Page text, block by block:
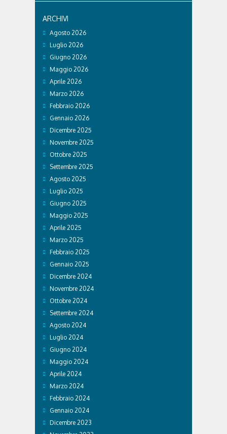
ARCHIVI
Agosto 2026
Luglio 2026
Giugno 2026
Maggio 2026
Aprile 2026
Marzo 2026
Febbraio 2026
Gennaio 2026
Dicembre 2025
Novembre 2025
Ottobre 2025
Settembre 2025
Agosto 2025
Luglio 2025
Giugno 2025
Maggio 2025
Aprile 2025
Marzo 2025
Febbraio 2025
Gennaio 2025
Dicembre 2024
Novembre 2024
Ottobre 2024
Settembre 2024
Agosto 2024
Luglio 2024
Giugno 2024
Maggio 2024
Aprile 2024
Marzo 2024
Febbraio 2024
Gennaio 2024
Dicembre 2023